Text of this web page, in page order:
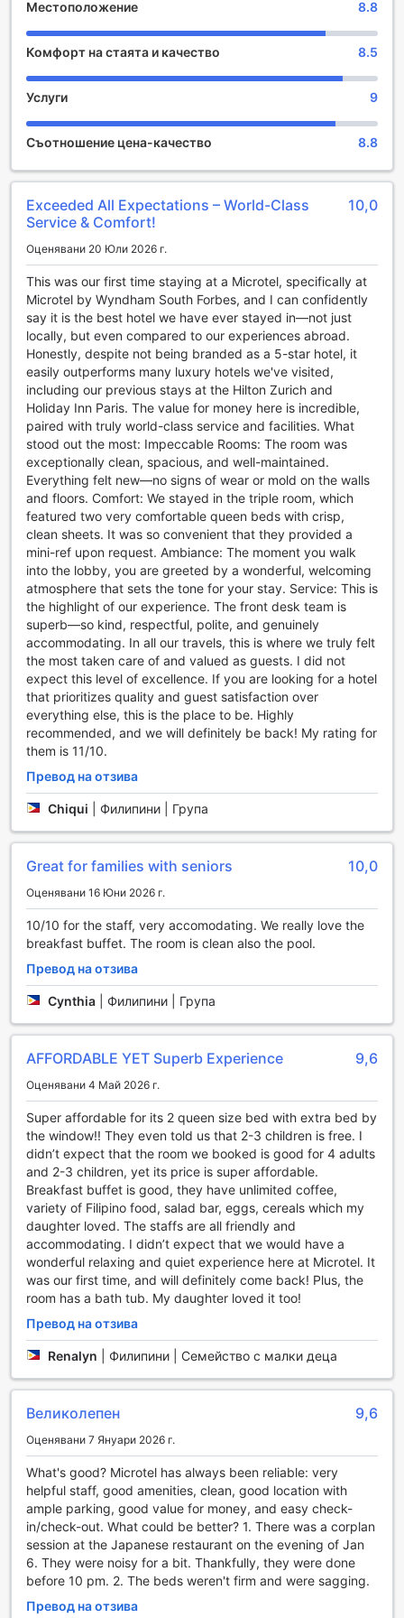
Развлекателни съоръжения в Microtel by Wyndham
South Forbes
уникално място за отдих и развлечение, което е
идеално за семейства и приятели. Градината на хотела
е истински оазис, където гостите могат да се насладят
на спокойствието и красотата на природата. С
дървета, това е перфектното място за пикник или
просто за релаксация на открито. Можете да се
насладите на свежия въздух, докато четете книга или
обстановката.
Градината предлага и специални зони за игра, където
децата могат да се забавляват и да се социализират с
други малки гости. Това е чудесна възможност за
семействата да прекарат времето си заедно и да
създадат незабравими спомени. Със своите живописни
пейзажи и уютна атмосфера, градината на Microtel by
Wyndham South Forbes е идеалното място за отдих и
развлечения, което ще направи вашия престой в хотела
незабравим.
Спортни удобства в Microtel by Wyndham South Forbes
Microtel by Wyndham South Forbes в Кавите предлага
изключителни спортни удобства, които ще задоволят
нуждите на всеки активен посетител. В централната
част на хотела се намира просторен открит басейн,
който е идеален за освежаващи плувания и релаксация
под слънчевите лъчи. Басейнът е обграден от зеленина,
предоставяйки спокойна атмосфера, където можете да
се насладите на сутрешната си тренировка или
следобедно плуване с приятели и семейство.
Не само, че откритият басейн предлага чудесна
възможност за физическа активност, но и е перфектно
място за отдих след активен ден. Гостите могат да се
насладят на комфортни шезлонги и зоните за отдих
около басейна, което го прави идеалното място за
релаксация след интензивна тренировка. Независимо
дали искате да се освежите с плуване или просто да се
насладите на слънцето, Microtel by Wyndham South
Forbes е перфектната дестинация за спорт и отдих.
Удобства за комфортен престой в Microtel by
Wyndham South Forbes
удобства, които гарантират комфорт и спокойствие по
време на вашия престой. С услугата за пране, можете
да се насладите на свежи и чисти дрехи без усилие, а
ястия в уюта на вашата стая. За вашата безопасност,
хотелът предлага сейфове, където можете да
съхранявате ценни вещи, а безплатният Wi-Fi в стаите и
обществените зони осигурява лесен достъп до
планирате следващите си стъпки.
Допълнителни удобства като експресно настаняване и
напускане, както и съхранение на багаж, правят
престоя ви още по-удобен. Хотелът разполага и с
обозначена зона за пушачи, което добавя към
удобството на гостите с различни предпочитания.
Microtel by Wyndham South Forbes е идеалното място за
тези, които търсят комфорт и удобство по време на
своето пътуване.
Транспортни удобства в Microtel by Wyndham South
Forbes
Microtel by Wyndham South Forbes предлага
изключителни транспортни удобства, които ще
направят вашето пътуване до и от хотела удобно и
безпроблемно. Хотелът осигурява трансфер от и до
полет и искат да избегнат стреса от търсене на
транспорт. С услугата за трансфер, можете да се
насладите на удобно пътуване, без да се притеснявате
за допълнителни разходи или логистика.
място, което е особено удобно за тези, които
предпочитат да пътуват с личен автомобил.
Съоръжението за самостоятелно паркиране ви
позволява да паркирате автомобила си без усилия,
докато вие се настанявате и се наслаждавате на вашия
престой. Всички тези транспортни опции гарантират, че
вие ще имате лесен достъп до местните атракции и
бизнес центрове, правейки Microtel by Wyndham South
Местоположение 8.8
Комфорт на стаята и качество 8.5
Услуги 9
Съотношение цена-качество 8.8
Exceeded All Expectations – World-Class
Service & Comfort!
10,0
Оценявани 20 Юли 2026 г.
This was our first time staying at a Microtel, specifically at
Microtel by Wyndham South Forbes, and I can confidently
say it is the best hotel we have ever stayed in—not just
locally, but even compared to our experiences abroad.
Honestly, despite not being branded as a 5-star hotel, it
easily outperforms many luxury hotels we've visited,
including our previous stays at the Hilton Zurich and
Holiday Inn Paris. The value for money here is incredible,
paired with truly world-class service and facilities. What
stood out the most: Impeccable Rooms: The room was
exceptionally clean, spacious, and well-maintained.
Everything felt new—no signs of wear or mold on the walls
and floors. Comfort: We stayed in the triple room, which
featured two very comfortable queen beds with crisp,
clean sheets. It was so convenient that they provided a
mini-ref upon request. Ambiance: The moment you walk
into the lobby, you are greeted by a wonderful, welcoming
atmosphere that sets the tone for your stay. Service: This is
the highlight of our experience. The front desk team is
superb—so kind, respectful, polite, and genuinely
accommodating. In all our travels, this is where we truly felt
the most taken care of and valued as guests. I did not
expect this level of excellence. If you are looking for a hotel
that prioritizes quality and guest satisfaction over
everything else, this is the place to be. Highly
recommended, and we will definitely be back! My rating for
them is 11/10.
Превод на отзива
Chiqui Филипини | Група
Great for families with seniors 10,0
Оценявани 16 Юни 2026 г.
10/10 for the staff, very accomodating. We really love the
breakfast buffet. The room is clean also the pool.
Превод на отзива
Cynthia Филипини | Група
AFFORDABLE YET Superb Experience 9,6
Оценявани 4 Май 2026 г.
Super affordable for its 2 queen size bed with extra bed by
the window!! They even told us that 2-3 children is free. I
didn’t expect that the room we booked is good for 4 adults
and 2-3 children, yet its price is super affordable.
Breakfast buffet is good, they have unlimited coffee,
variety of Filipino food, salad bar, eggs, cereals which my
daughter loved. The staffs are all friendly and
accommodating. I didn’t expect that we would have a
wonderful relaxing and quiet experience here at Microtel. It
was our first time, and will definitely come back! Plus, the
room has a bath tub. My daughter loved it too!
Превод на отзива
Renalyn Филипини | Семейство с малки деца
Великолепен 9,6
Оценявани 7 Януари 2026 г.
What's good? Microtel has always been reliable: very
helpful staff, good amenities, clean, good location with
ample parking, good value for money, and easy check-
in/check-out. What could be better? 1. There was a corplan
session at the Japanese restaurant on the evening of Jan
6. They were noisy for a bit. Thankfully, they were done
before 10 pm. 2. The beds weren't firm and were sagging.
Превод на отзива